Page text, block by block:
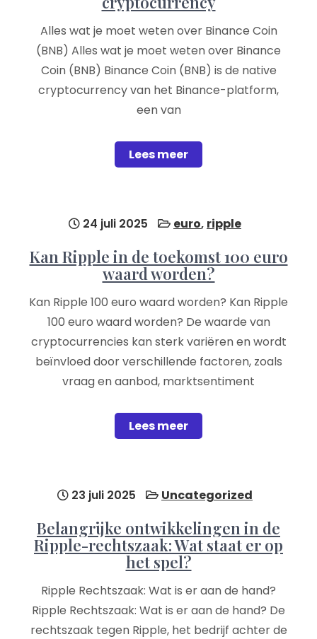
Alles wat je moet weten over Binance Coin
(BNB) Alles wat je moet weten over Binance
Coin (BNB) Binance Coin (BNB) is de native
cryptocurrency van het Binance-platform,
een van
Lees meer
24 juli 2025 euro, ripple
Kan Ripple in de toekomst 100 euro
waard worden?
Kan Ripple 100 euro waard worden? Kan Ripple
100 euro waard worden? De waarde van
cryptocurrencies kan sterk variëren en wordt
beïnvloed door verschillende factoren, zoals
vraag en aanbod, marktsentiment
Lees meer
23 juli 2025 Uncategorized
Belangrijke ontwikkelingen in de
Ripple-rechtszaak: Wat staat er op
het spel?
Ripple Rechtszaak: Wat is er aan de hand?
Ripple Rechtszaak: Wat is er aan de hand? De
rechtszaak tegen Ripple, het bedrijf achter de